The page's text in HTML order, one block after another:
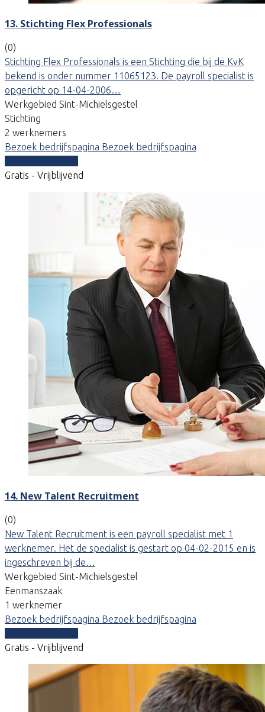
13. Stichting Flex Professionals
(0)
Stichting Flex Professionals is een Stichting die bij de KvK
bekend is onder nummer 11065123. De payroll specialist is
opgericht op 14-04-2006…
Werkgebied Sint-Michielsgestel
Stichting
2 werknemers
Bezoek bedrijfspagina Bezoek bedrijfspagina
Gratis - Vrijblijvend
14. New Talent Recruitment
(0)
New Talent Recruitment is een payroll specialist met 1
werknemer. Het de specialist is gestart op 04-02-2015 en is
ingeschreven bij de…
Werkgebied Sint-Michielsgestel
Eenmanszaak
1 werknemer
Bezoek bedrijfspagina Bezoek bedrijfspagina
Gratis - Vrijblijvend